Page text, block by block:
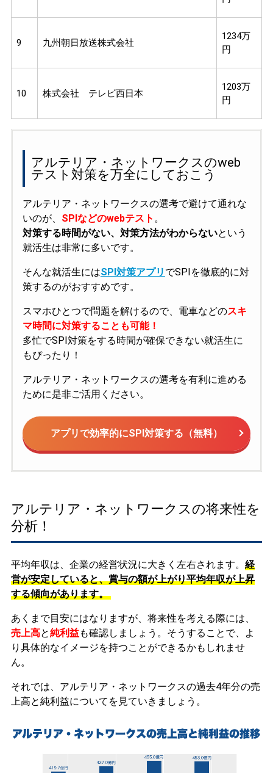
9 九州朝日放送株式会社
1234万
円
10 株式会社 テレビ西日本
1203万
円
アルテリア・ネットワークスのweb
テスト対策を万全にしておこう
アルテリア・ネットワークスの選考で避けて通れな
いのが、 SPIなどのwebテスト 。
対策する時間がない、対策方法がわからないという
就活生は非常に多いです。
そんな就活生にはSPI対策アプリ でSPIを徹底的に対
策するのがおすすめです。
スマホひとつで問題を解けるので、電車などのスキ
マ時間に対策することも可能！
多忙でSPI対策をする時間が確保できない就活生に
もぴったり！
アルテリア・ネットワークスの選考を有利に進める
ために是非ご活用ください。
アプリで効率的にSPI対策する（無料）
アルテリア・ネットワークスの将来性を
分析！
平均年収は、企業の経営状況に大きく左右されます。 経
営が安定していると、賞与の額が上がり平均年収が上昇
する傾向があります。
あくまで目安にはなりますが、将来性を考える際には、
売上高と純利益も確認しましょう。そうすることで、よ
り具体的なイメージを持つことができるかもしれませ
ん。
それでは、アルテリア・ネットワークスの過去4年分の売
上高と純利益についてを見ていきましょう。